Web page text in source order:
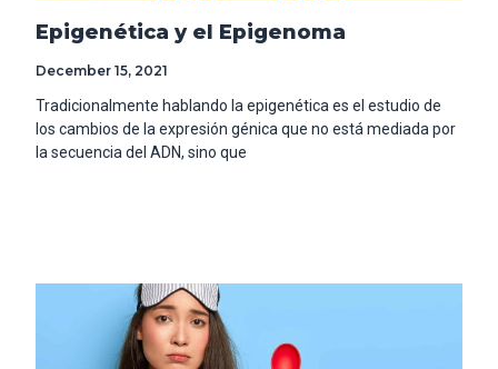
Epigenética y el Epigenoma
December 15, 2021
Tradicionalmente hablando la epigenética es el estudio de
los cambios de la expresión génica que no está mediada por
la secuencia del ADN, sino que